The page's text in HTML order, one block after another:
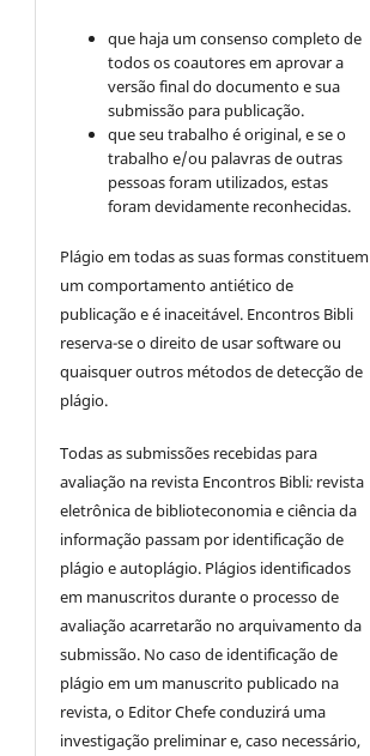
que haja um consenso completo de
todos os coautores em aprovar a
versão final do documento e sua
submissão para publicação.
que seu trabalho é original, e se o
trabalho e/ou palavras de outras
pessoas foram utilizados, estas
foram devidamente reconhecidas.
Plágio em todas as suas formas constituem
um comportamento antiético de
publicação e é inaceitável. Encontros Bibli
reserva-se o direito de usar software ou
quaisquer outros métodos de detecção de
plágio.
Todas as submissões recebidas para
avaliação na revista Encontros Bibli: revista
eletrônica de biblioteconomia e ciência da
informação passam por identificação de
plágio e autoplágio. Plágios identificados
em manuscritos durante o processo de
avaliação acarretarão no arquivamento da
submissão. No caso de identificação de
plágio em um manuscrito publicado na
revista, o Editor Chefe conduzirá uma
investigação preliminar e, caso necessário,